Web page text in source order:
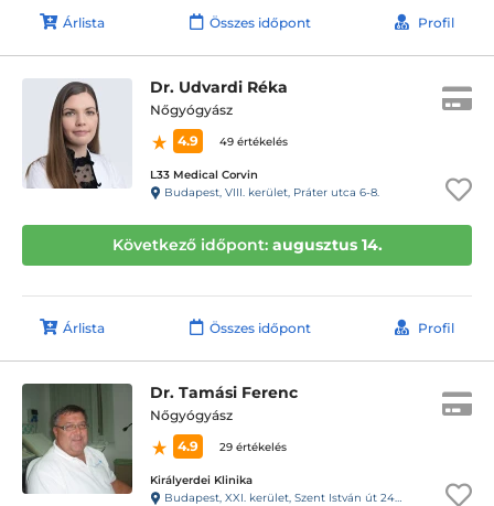
Árlista Összes időpont Profil
Dr. Udvardi Réka
Nőgyógyász
4.9
49 értékelés
L33 Medical Corvin
Budapest, VIII. kerület, Práter utca 6-8.
Következő időpont: augusztus 14.
Árlista Összes időpont Profil
Dr. Tamási Ferenc
Nőgyógyász
4.9
29 értékelés
Királyerdei Klinika
Budapest, XXI. kerület, Szent István út 248-250.